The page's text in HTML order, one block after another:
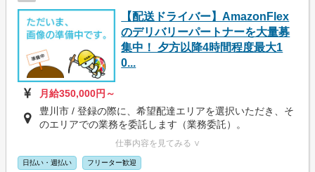
【配送ドライバー】AmazonFlex
のデリバリーパートナーを大量募
集中！ 夕方以降4時間程度最大1
0...
月給350,000円～
豊川市 / 登録の際に、希望配達エリアを選択いただき、そ
のエリアでの業務を委託します（業務委託）。
仕事内容を見てみる ∨
日払い・週払い フリーター歓迎